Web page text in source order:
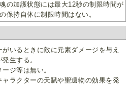
の加護状態には最大12秒の制限時間が
保持自体に制限時間はない。
いるときに敵に元素ダメージを与え
生する。
ジ等は無い。
ャラクターの天賦や聖遺物の効果を発